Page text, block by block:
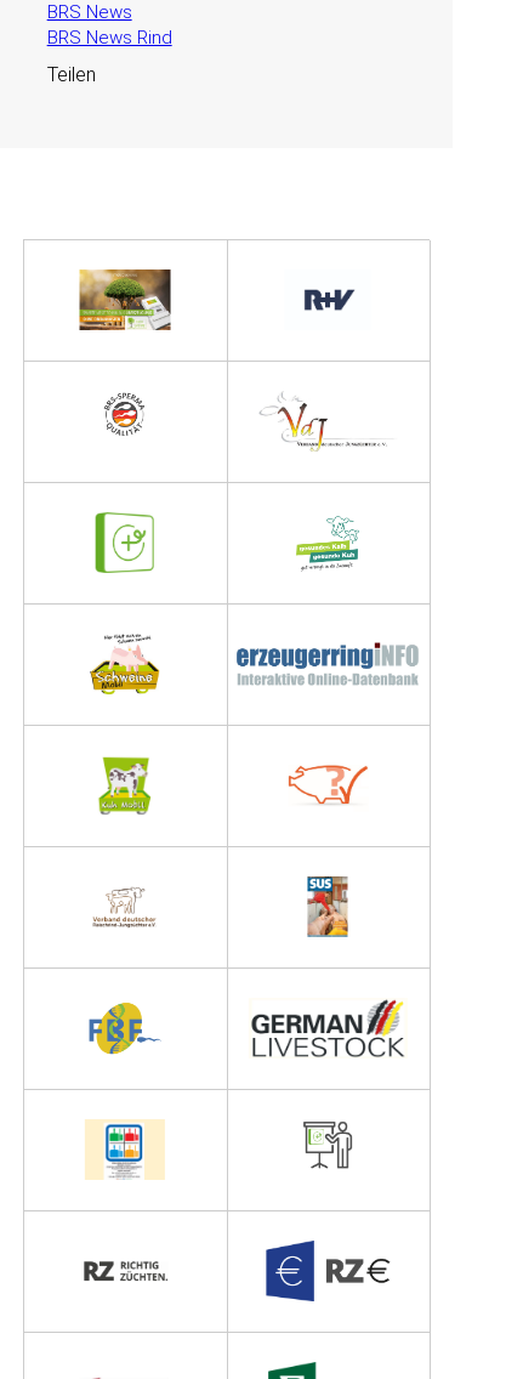
BRS News
BRS News Rind
Teilen